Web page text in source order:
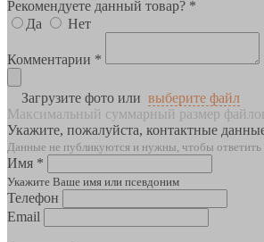
Рекомендуете данный товар? *
Да
Нет
Комментарии *
Загрузите фото или выберите файл
Максимальный суммарный размер
Укажите, пожалуйста, контактные
Данные не публикуются и нужны, чтобы ответить
Имя *
Укажите Ваше имя или псевдоним
Телефон
Email